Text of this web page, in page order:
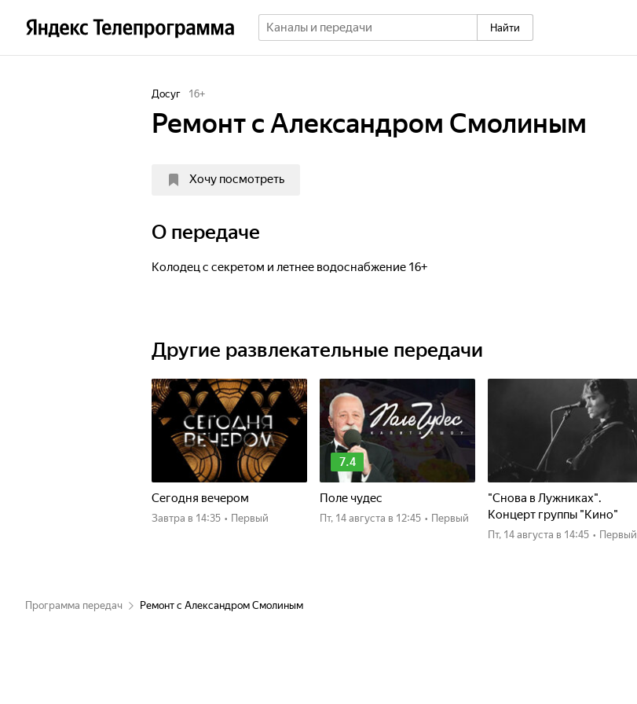
Найти
Досуг 16+
Ремонт с Александром Смолиным
Хочу посмотреть
О передаче
Колодец с секретом и летнее водоснабжение 16+
Другие развлекательные передачи
Сегодня вечером
Завтра в 14:35 • Первый
7.4
Поле чудес
пт, 14 августа в 12:45 • Первый
"Снова в Лужниках".
Концерт группы "Кино"
пт, 14 августа в 14:45 • Первый
Программа передач Ремонт с Александром Смолиным